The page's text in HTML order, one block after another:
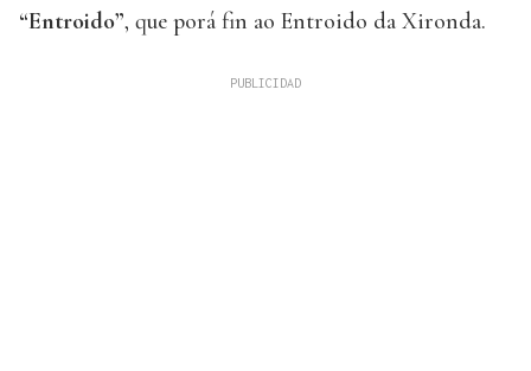
“Entroido”, que porá fin ao Entroido da Xironda.